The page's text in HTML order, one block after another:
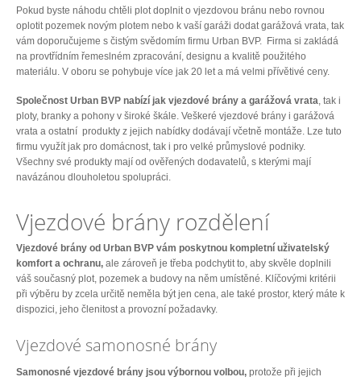
Pokud byste náhodu chtěli plot doplnit o vjezdovou bránu nebo rovnou
oplotit pozemek novým plotem nebo k vaší garáži dodat garážová vrata, tak
vám doporučujeme s čistým svědomím firmu Urban BVP. Firma si zakládá
na provtřídním řemeslném zpracování, designu a kvalitě použitého
materiálu. V oboru se pohybuje více jak 20 let a má velmi přívětivé ceny.
Společnost Urban BVP nabízí jak vjezdové brány a garážová vrata, tak i
ploty, branky a pohony v široké škále. Veškeré vjezdové brány i garážová
vrata a ostatní produkty z jejich nabídky dodávají včetně montáže. Lze tuto
firmu využít jak pro domácnost, tak i pro velké průmyslové podniky.
Všechny své produkty mají od ověřených dodavatelů, s kterými mají
navázánou dlouholetou spolupráci.
Vjezdové brány rozdělení
Vjezdové brány od Urban BVP vám poskytnou kompletní uživatelský
komfort a ochranu, ale zároveň je třeba podchytit to, aby skvěle doplnili
váš současný plot, pozemek a budovy na něm umístěné. Klíčovými kritérii
při výběru by zcela určitě neměla být jen cena, ale také prostor, který máte k
dispozici, jeho členitost a provozní požadavky.
Vjezdové samonosné brány
Samonosné vjezdové brány jsou výbornou volbou, protože při jejich